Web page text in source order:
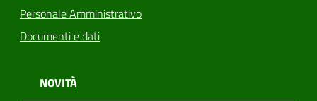
Personale Amministrativo
Documenti e dati
NOVITÀ